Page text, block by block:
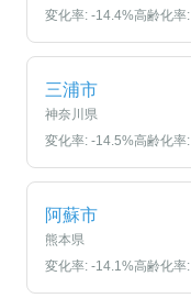
変化率: -14.4%高齢化率:
三浦市
神奈川県
変化率: -14.5%高齢化率:
阿蘇市
熊本県
変化率: -14.1%高齢化率: